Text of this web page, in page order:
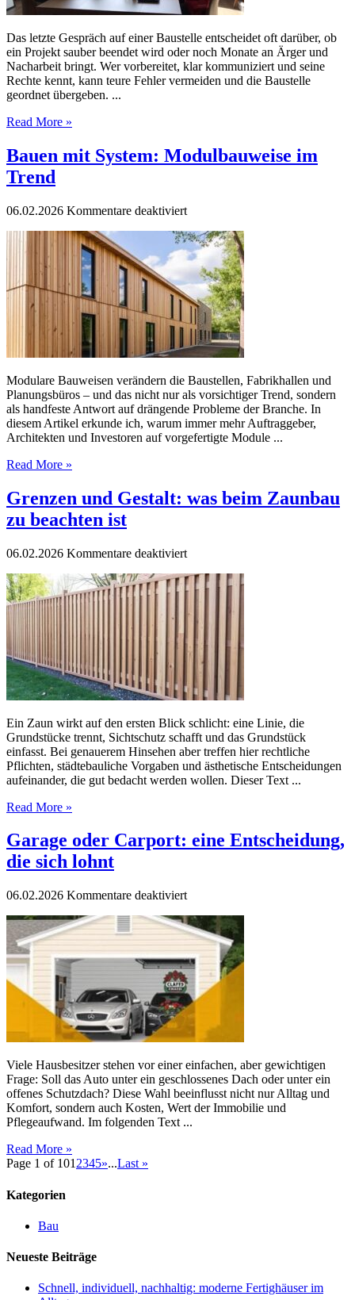
Das letzte Gespräch auf einer Baustelle entscheidet oft darüber, ob
ein Projekt sauber beendet wird oder noch Monate an Ärger und
Nacharbeit bringt. Wer vorbereitet, klar kommuniziert und seine
Rechte kennt, kann teure Fehler vermeiden und die Baustelle
geordnet übergeben. ...
Read More »
Bauen mit System: Modulbauweise im
Trend
06.02.2026 Kommentare deaktiviertfür
mit
System:
Modulbauweise
im
Trend
Modulare Bauweisen verändern die Baustellen, Fabrikhallen und
Planungsbüros – und das nicht nur als vorsichtiger Trend, sondern
als handfeste Antwort auf drängende Probleme der Branche. In
diesem Artikel erkunde ich, warum immer mehr Auftraggeber,
Architekten und Investoren auf vorgefertigte Module ...
Read More »
Grenzen und Gestalt: was beim Zaunbau
zu beachten ist
06.02.2026 Kommentare deaktiviertfür
und
Gestalt:
was
beim
Zaunbau
zu
beachten
Ein Zaun wirkt auf den ersten Blick schlicht: eine Linie, die
Grundstücke trennt, Sichtschutz schafft und das Grundstück
einfasst. Bei genauerem Hinsehen aber treffen hier rechtliche
Pflichten, städtebauliche Vorgaben und ästhetische Entscheidungen
aufeinander, die gut bedacht werden wollen. Dieser Text ...
Read More »
Garage oder Carport: eine Entscheidung,
die sich lohnt
06.02.2026 Kommentare deaktiviertfür
oder
Carport:
eine
Entscheidung,
die
sich
lohnt
Viele Hausbesitzer stehen vor einer einfachen, aber gewichtigen
Frage: Soll das Auto unter ein geschlossenes Dach oder unter ein
offenes Schutzdach? Diese Wahl beeinflusst nicht nur Alltag und
Komfort, sondern auch Kosten, Wert der Immobilie und
Pflegeaufwand. Im folgenden Text ...
Read More »
Page 1 of 101 2345»...Last »
Kategorien
Bau
Neueste Beiträge
Schnell, individuell, nachhaltig: moderne Fertighäuser im